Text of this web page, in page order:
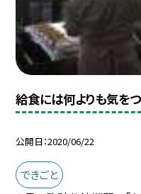
給食には何よりも気を
公開日 2020/06/22
できごと